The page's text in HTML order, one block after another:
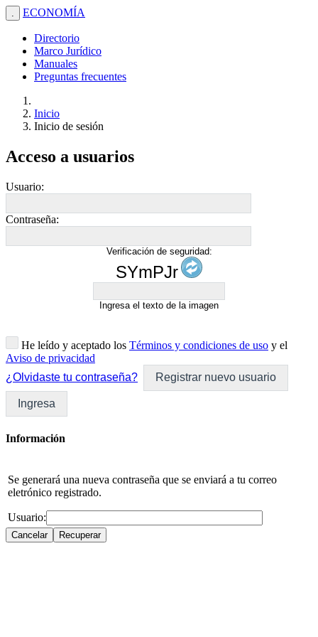
. ECONOMÍA
Directorio
Marco Jurídico
Manuales
Preguntas frecuentes
Inicio
Inicio de sesión
Acceso a usuarios
Usuario:
Contraseña:
Verificación de seguridad:
SYmPJr
Ingresa el texto de la imagen
He leído y aceptado los Términos y condiciones de uso y el
Aviso de privacidad
¿Olvidaste tu contraseña?
Registrar nuevo usuario
Ingresa
Información
Se generará una nueva contraseña que se enviará a tu correo
eletrónico registrado.
Usuario: